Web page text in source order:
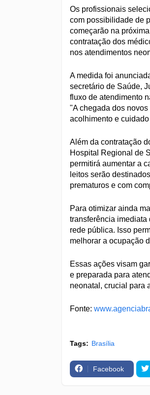
Os profissionais
com possibilidade de
começarão na
contratação dos
nos atendimentos
A medida foi
secretário de Saúde,
fluxo de atendimento
"A chegada dos
acolhimento e
Além da contratação
Hospital Regional de
permitirá aumentar a
leitos serão
prematuros e com
Para otimizar ainda
transferência imediata
rede pública. Isso
melhorar a ocupação
Essas ações visam
e preparada para
neonatal, crucial para
Fonte:
Tags: Brasília
Facebook